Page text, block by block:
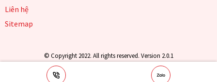
Liên hệ
Sitemap
© Copyright 2022. All rights reserved. Version 2.0.1